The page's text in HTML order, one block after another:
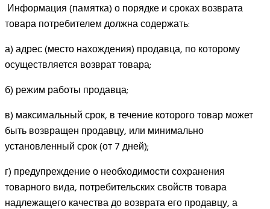
Информация (памятка) о порядке и сроках возврата
товара потребителем должна содержать:
а) адрес (место нахождения) продавца, по которому
осуществляется возврат товара;
б) режим работы продавца;
в) максимальный срок, в течение которого товар может
быть возвращен продавцу, или минимально
установленный срок (от 7 дней);
г) предупреждение о необходимости сохранения
товарного вида, потребительских свойств товара
надлежащего качества до возврата его продавцу, а